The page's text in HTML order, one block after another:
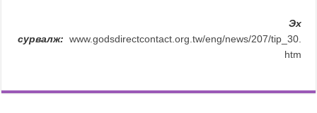
Эх
сурвалж: www.godsdirectcontact.org.tw/eng/news/207/tip_30.
htm